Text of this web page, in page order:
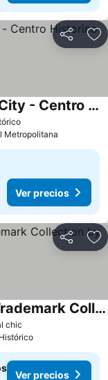
Compartir
Hampton Inn & Suites Mexico City - Centro Historico
Metropolitana
Ver precios
Compartir
chic
Hotel MX más centro CDMX, Trademark Collection by Wyndham
Ver precios